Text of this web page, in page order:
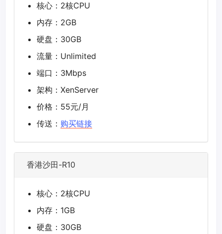
核心：2核CPU
内存：2GB
硬盘：30GB
流量：Unlimited
端口：3Mbps
架构：XenServer
价格：55元/月
传送： 购买链接
香港沙田-R10
核心：2核CPU
内存：1GB
硬盘：30GB